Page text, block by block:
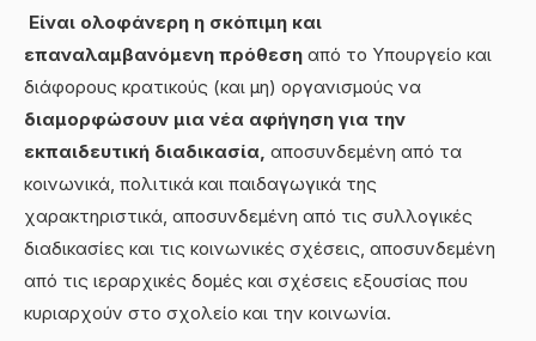
Είναι ολοφάνερη η σκόπιμη και
επαναλαμβανόμενη πρόθεση από το Υπουργείο και
διάφορους κρατικούς (και μη) οργανισμούς να
διαμορφώσουν μια νέα αφήγηση για την
εκπαιδευτική διαδικασία, αποσυνδεμένη από τα
κοινωνικά, πολιτικά και παιδαγωγικά της
χαρακτηριστικά, αποσυνδεμένη από τις συλλογικές
διαδικασίες και τις κοινωνικές σχέσεις, αποσυνδεμένη
από τις ιεραρχικές δομές και σχέσεις εξουσίας που
κυριαρχούν στο σχολείο και την κοινωνία.